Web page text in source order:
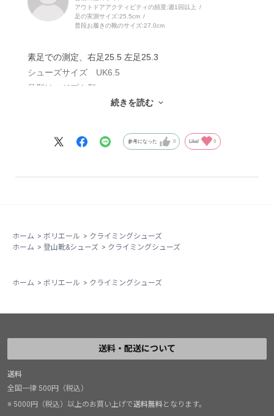
アウトドアアクティビティの頻度:週1回以上
足の実測サイズ:25.5cm
普段お履きの靴のサイズ:27.0cm
素足での測定、右足25.5 左足25.3
シューズサイズ UK6.5
足型はエジプト型
初めの3回程度はソックスは履けませんでしたが、その
後はソックス使用。
部分にしっかり堅さがあり粒にもしっかり乗れます。ボ
すごく気に入ってるシューズです。
め、しっかり止まらないことと(足のボリュームにもより
すくて痛くないのですがそのせいか伸びやすい感じで
この2点だけ直して欲しいです。
リソール中ですが、もう一足欲しいシューズです。
続きを読む
参考になった 0 Like! 0
ホーム > ボリエール > クライミングシューズ
ホーム > 登山靴&シューズ > クライミングシューズ
ホーム > ボリエール > クライミングシューズ
送料・配送について
送料
全国一律 500円（税込）
※ 5000円（税込）以上のお買い上げで送料無料となります。